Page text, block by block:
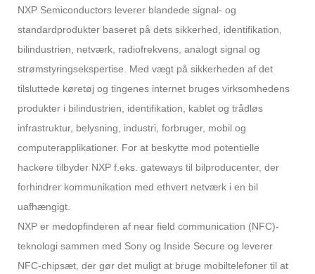
NXP Semiconductors leverer blandede signal- og
standardprodukter baseret på dets sikkerhed, identifikation,
bilindustrien, netværk, radiofrekvens, analogt signal og
strømstyringsekspertise. Med vægt på sikkerheden af ​​det
tilsluttede køretøj og tingenes internet bruges virksomhedens
produkter i bilindustrien, identifikation, kablet og trådløs
infrastruktur, belysning, industri, forbruger, mobil og
computerapplikationer. For at beskytte mod potentielle
hackere tilbyder NXP f.eks. gateways til bilproducenter, der
forhindrer kommunikation med ethvert netværk i en bil
uafhængigt.
NXP er medopfinderen af ​​near field communication (NFC)-
teknologi sammen med Sony og Inside Secure og leverer
NFC-chipsæt, der gør det muligt at bruge mobiltelefoner til at